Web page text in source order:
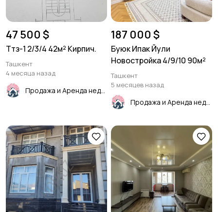
47 500 $
Ттз-1 2/3/4 42м² Кирпич.
Ташкент
4 месяца назад
187 000 $
Буюк Ипак Йули
Новостройка 4/9/10 90м²
Ташкент
5 месяцев назад